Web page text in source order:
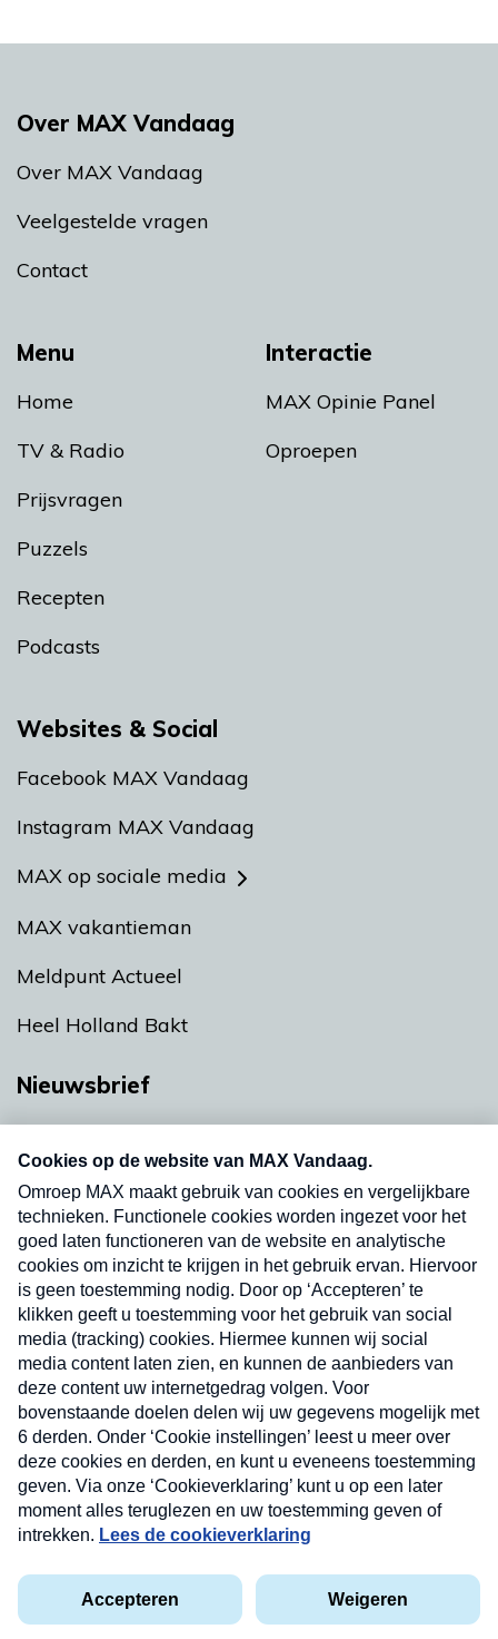
Menu
Home
TV & Radio
Prijsvragen
Puzzels
Recepten
Podcasts
Interactie
MAX Opinie Panel
Oproepen
Over MAX Vandaag
Over MAX Vandaag
Veelgestelde vragen
Contact
Websites & Social
Facebook MAX Vandaag
Instagram MAX Vandaag
MAX op sociale media
MAX vakantieman
Meldpunt Actueel
Heel Holland Bakt
Nieuwsbrief
nieuwsbrief. Elke vrijdag- en dinsdagochtend in
uw mailbox.
Verzend
Privacyverklaring
Cookieverklaring
Kwetsbaarheid melden
Nieuwsbrief
Neem hier een gratis abonnement op onze
nieuwsbrief. Elke vrijdag- en dinsdagochtend in uw